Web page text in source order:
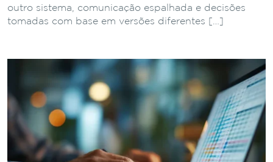
outro sistema, comunicação espalhada e decisões
tomadas com base em versões diferentes […]